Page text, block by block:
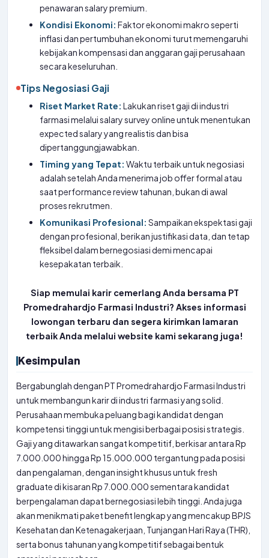
penawaran salary premium.
Kondisi Ekonomi: Faktor ekonomi makro seperti
inflasi dan pertumbuhan ekonomi turut memengaruhi
kebijakan kompensasi dan anggaran gaji perusahaan
secara keseluruhan.
Tips Negosiasi Gaji
Riset Market Rate: Lakukan riset gaji di industri
farmasi melalui salary survey online untuk menentukan
expected salary yang realistis dan bisa
dipertanggungjawabkan.
Timing yang Tepat: Waktu terbaik untuk negosiasi
adalah setelah Anda menerima job offer formal atau
saat performance review tahunan, bukan di awal
proses rekrutmen.
Komunikasi Profesional: Sampaikan ekspektasi gaji
dengan profesional, berikan justifikasi data, dan tetap
fleksibel dalam bernegosiasi demi mencapai
kesepakatan terbaik.
Siap memulai karir cemerlang Anda bersama PT
Promedrahardjo Farmasi Industri? Akses informasi
lowongan terbaru dan segera kirimkan lamaran
terbaik Anda melalui website kami sekarang juga!
Kesimpulan
Bergabunglah dengan PT Promedrahardjo Farmasi Industri
untuk membangun karir di industri farmasi yang solid.
Perusahaan membuka peluang bagi kandidat dengan
kompetensi tinggi untuk mengisi berbagai posisi strategis.
Gaji yang ditawarkan sangat kompetitif, berkisar antara Rp
7.000.000 hingga Rp 15.000.000 tergantung pada posisi
dan pengalaman, dengan insight khusus untuk fresh
graduate di kisaran Rp 7.000.000 sementara kandidat
berpengalaman dapat bernegosiasi lebih tinggi. Anda juga
akan menikmati paket benefit lengkap yang mencakup BPJS
Kesehatan dan Ketenagakerjaan, Tunjangan Hari Raya (THR),
serta bonus tahunan yang kompetitif sebagai bentuk